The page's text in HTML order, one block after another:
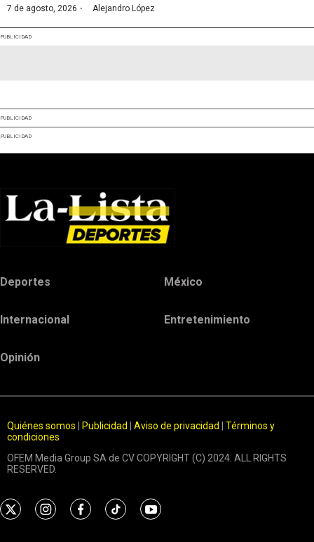
7 de agosto, 2026 · Alejandro López
PUBLICIDAD
PUBLICIDAD
PUBLICIDAD
Deportes México
Internacional Entretenimiento
Opinión
Quiénes somos Publicidad Aviso de privacidad
Términos y
condiciones
OFEM Media Group SA de CV COPYRIGHT (C) 2024. ALL RIGHTS
RESERVED.
t
i
f
t
y